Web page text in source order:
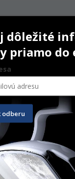
dôležité
priamo do
odberu